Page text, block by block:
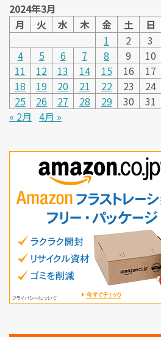
2024年3月
月
火 水 木 金 土
日
1
2
3
4
5 6 7 8 9
10
11
12 13 14 15 16
17
18
19 20 21 22 23
24
25
26 27 28 29 30
31
« 2月 4月 »